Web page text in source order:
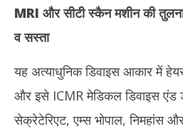
ब्लीडिंग का लगाएगा पता
August
20,
MRI और सीटी स्कैन मशीन की
व सस्ता
यह अत्याधुनिक डिवाइस आकार में
और इसे ICMR मेडिकल डिवाइस एंड
सेक्रेटेरिएट, एम्स भोपाल, निमहांस